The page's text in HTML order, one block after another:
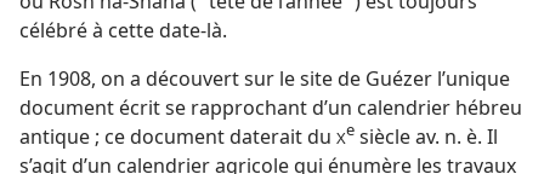
célébré à cette date-là.
En 1908, on a découvert sur le site de Guézer l’unique
document écrit se rapprochant d’un calendrier hébreu
antique ; ce document daterait du Xe siècle av. n. è. Il
s’agit d’un calendrier agricole qui énumère les travaux